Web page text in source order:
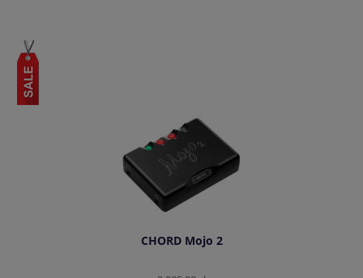
CHORD Mojo 2